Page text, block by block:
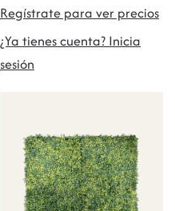
Regístrate para ver precios
¿Ya tienes cuenta? Inicia
sesión